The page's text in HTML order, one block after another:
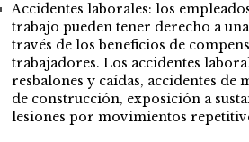
Accidentes laborales: los
trabajo pueden tener derecho a
través de los beneficios de
trabajadores. Los accidentes
resbalones y caídas, accidentes de
de construcción, exposición a
lesiones por movimientos